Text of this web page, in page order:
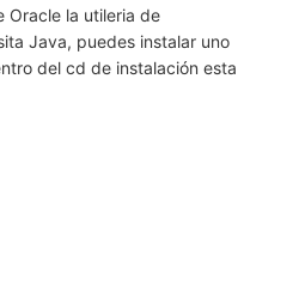
Oracle la utileria de
Java, puedes instalar uno
del cd de instalación esta